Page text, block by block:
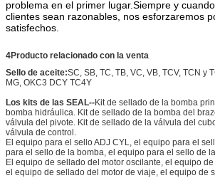
problema en el primer lugar.Siempre y
clientes sean razonables, nos esforzaremos
satisfechos.
4Producto relacionado con la venta
Sello de aceite:SC, SB, TC, TB, VC, VB, TCV, TCN y
MG, OKC3 DCY TC4Y
Los kits de las SEAL--Kit de sellado de la bomba
bomba hidráulica. Kit de sellado de la bomba del
válvula del pivote. Kit de sellado de la válvula del
válvula de control.
El equipo para el sello ADJ CYL, el equipo para el
para el sello de la bomba, el equipo para el sello de
El equipo de sellado del motor oscilante, el equipo
el equipo de sellado del motor de viaje, el equipo de